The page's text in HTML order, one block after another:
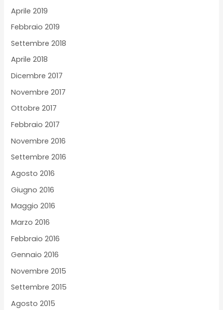
Aprile 2019
Febbraio 2019
Settembre 2018
Aprile 2018
Dicembre 2017
Novembre 2017
Ottobre 2017
Febbraio 2017
Novembre 2016
Settembre 2016
Agosto 2016
Giugno 2016
Maggio 2016
Marzo 2016
Febbraio 2016
Gennaio 2016
Novembre 2015
Settembre 2015
Agosto 2015